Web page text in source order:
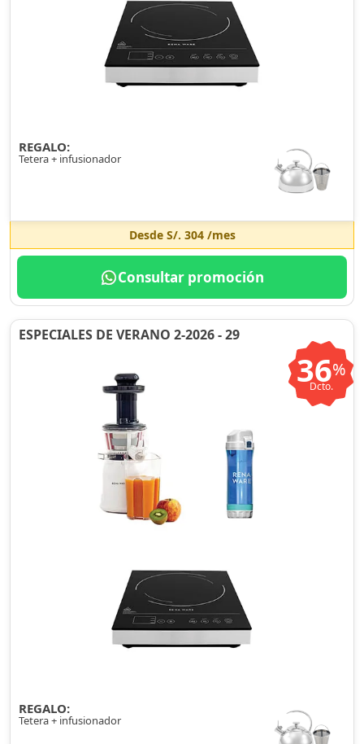
REGALO:
Tetera + infusionador
Desde S/. 304/mes
Consultar promoción
ESPECIALES DE VERANO 2-2026 - 29
36%
Dcto.
REGALO:
Tetera + infusionador